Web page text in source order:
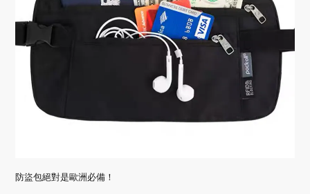
防盜包絕對是歐洲必備！